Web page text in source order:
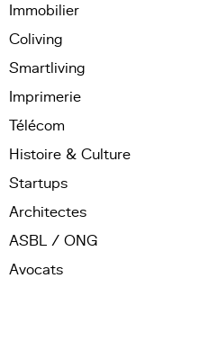
Immobilier
Coliving
Smartliving
Imprimerie
Télécom
Histoire & Culture
Startups
Architectes
ASBL / ONG
Avocats